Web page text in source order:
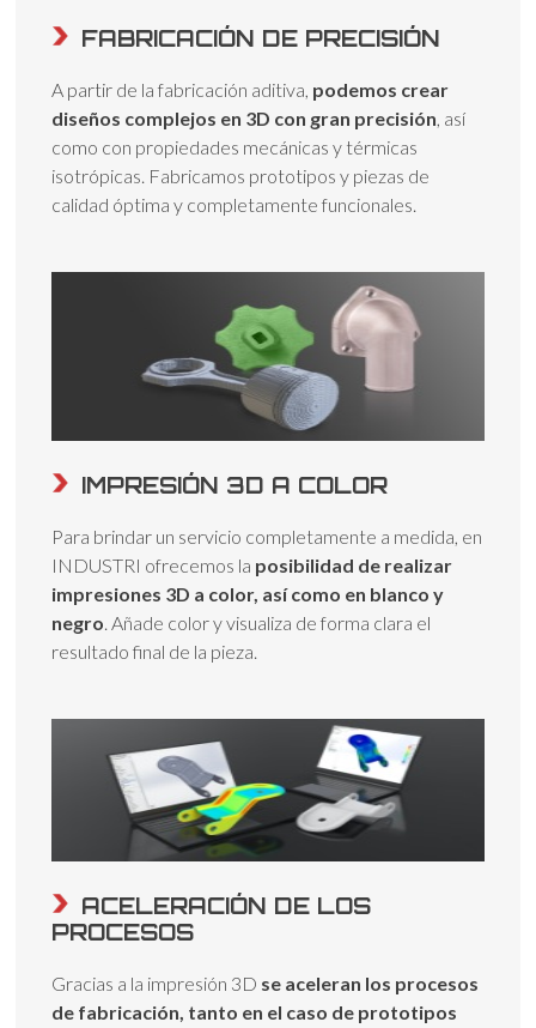
FABRICACIÓN DE PRECISIÓN
A partir de la fabricación aditiva, podemos crear
diseños complejos en 3D con gran precisión, así
como con propiedades mecánicas y térmicas
isotrópicas. Fabricamos prototipos y piezas de
calidad óptima y completamente funcionales.
IMPRESIÓN 3D A COLOR
Para brindar un servicio completamente a medida, en
INDUSTRI ofrecemos la posibilidad de realizar
impresiones 3D a color, así como en blanco y
negro. Añade color y visualiza de forma clara el
resultado final de la pieza.
ACELERACIÓN DE LOS
PROCESOS
Gracias a la impresión 3D se aceleran los procesos
de fabricación, tanto en el caso de prototipos